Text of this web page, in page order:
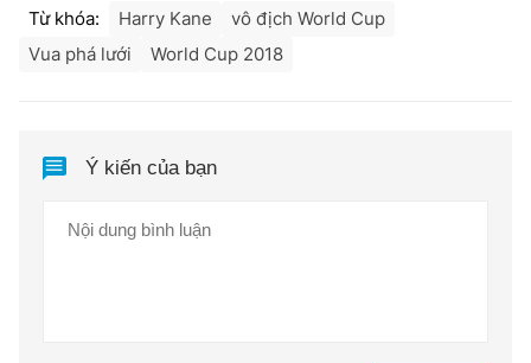
Từ khóa: Harry Kane
vô địch World Cup
Vua phá lưới
World Cup 2018
Ý kiến của bạn